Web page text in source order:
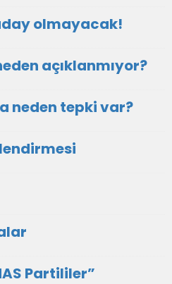
aday olmayacak!
açıklanmıyor?
neden tepki var?
Partililer”